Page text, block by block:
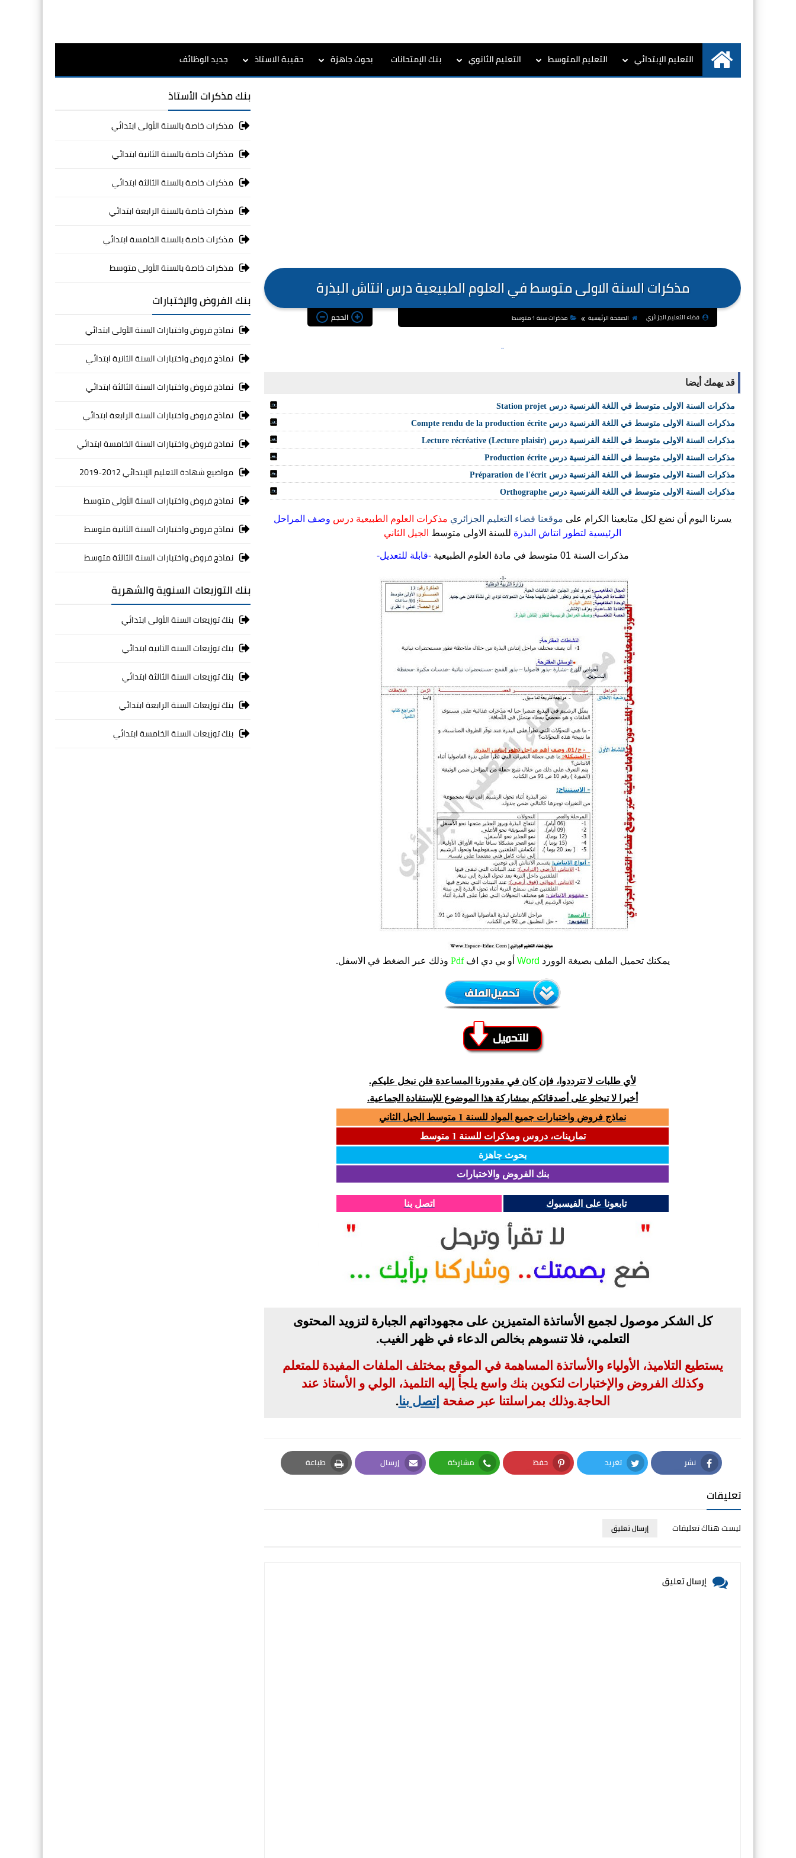
الرئيسية
التعليم الإبتدائي التعليم المتوسط التعليم الثانوي بنك الإمتحانات بحوث جاهزة حقيبة الاستاذ جديد الوظائف
مذكرات السنة الاولى متوسط في العلوم الطبيعية درس انتاش البذرة
فضاء التعليم الجزائري الصفحة الرئيسية مذكرات سنة 1 متوسط الحجم
قد يهمك أيضا
مذكرات السنة الاولى متوسط في اللغة الفرنسية درس Station projet
مذكرات السنة الاولى متوسط في اللغة الفرنسية درس Compte rendu de la production écrite
مذكرات السنة الاولى متوسط في اللغة الفرنسية درس Lecture récréative (Lecture plaisir)
مذكرات السنة الاولى متوسط في اللغة الفرنسية درس Production écrite
مذكرات السنة الاولى متوسط في اللغة الفرنسية درس Préparation de l'écrit
مذكرات السنة الاولى متوسط في اللغة الفرنسية درس Orthographe
يسرنا اليوم أن نضع لكل متابعينا الكرام على موقعنا فضاء التعليم الجزائري مذكرات العلوم الطبيعية درس وصف المراحل
الرئيسية لتطور انتاش البذرة للسنة الاولى متوسط الجيل الثاني
مذكرات السنة 01 متوسط في مادة العلوم الطبيعية -قابلة للتعديل-
يمكنك تحميل الملف بصيغة الوورد Word أو بي دي افPdf وذلك عبر الضغط في الاسفل.
لأي طلبات لا تترددوا، فإن كان في مقدورنا المساعدة فلن نبخل عليكم.
أخيرا لا تبخلو على أصدقائكم بمشاركة هذا الموضوع للإستفادة الجماعية.
نماذج فروض واختبارات جميع المواد للسنة 1 متوسط الجيل الثاني
تمارينات، دروس ومذكرات للسنة 1 متوسط
بحوث جاهزة
بنك الفروض والاختبارات
تابعونا على الفيسبوك اتصل بنا
كل الشكر موصول لجميع الأساتذة المتميزين على مجهوداتهم الجبارة لتزويد المحتوى
التعلمي، فلا تنسوهم بخالص الدعاء في ظهر الغيب.
يستطيع التلاميذ، الأولياء والأساتذة المساهمة في الموقع بمختلف الملفات المفيدة للمتعلم
وكذلك الفروض والإختبارات لتكوين بنك واسع يلجأ إليه التلميذ، الولي و الأستاذ عند
الحاجة.وذلك بمراسلتنا عبر صفحة إتصل بنا.
نشر
Facebook
تغريد
Twitter
حفظ
Pinterest
مشاركة
Whatsapp
إرسال
Email
طباعة
Print
تعليقات
ليست هناك تعليقات إرسال تعليق
إرسال تعليق
بنك مذكرات الأستاذ
مذكرات خاصة بالسنة الأولى ابتدائي
مذكرات خاصة بالسنة الثانية ابتدائي
مذكرات خاصة بالسنة الثالثة ابتدائي
مذكرات خاصة بالسنة الرابعة ابتدائي
مذكرات خاصة بالسنة الخامسة ابتدائي
مذكرات خاصة بالسنة الأولى متوسط
بنك الفروض والإختبارات
نماذج فروض واختبارات السنة الأولى ابتدائي
نماذج فروض واختبارات السنة الثانية ابتدائي
نماذج فروض واختبارات السنة الثالثة ابتدائي
نماذج فروض واختبارات السنة الرابعة ابتدائي
نماذج فروض واختبارات السنة الخامسة ابتدائي
مواضيع شهادة التعليم الإبتدائي 2012-2019
نماذج فروض واختبارات السنة الأولى متوسط
نماذج فروض واختبارات السنة الثانية متوسط
نماذج فروض واختبارات السنة الثالثة متوسط
بنك التوزيعات السنوية والشهرية
بنك توزيعات السنة الأولى ابتدائي
بنك توزيعات السنة الثانية ابتدائي
بنك توزيعات السنة الثالثة ابتدائي
بنك توزيعات السنة الرابعة ابتدائي
بنك توزيعات السنة الخامسة ابتدائي